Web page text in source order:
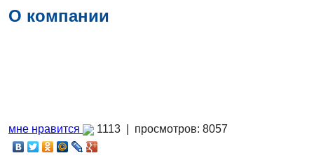
О компании
мне нравится 1113 | просмотров: 8057